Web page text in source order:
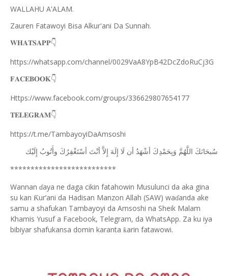
WALLAHU A'ALAM.
Zauren Fatawoyi Bisa Alkur'ani Da Sunnah.
𝐖𝐇𝐀𝐓𝐒𝐀𝐏𝐏👇
https://whatsapp.com/channel/0029VaA8YpB42DcZdoRuCj3G
𝐅𝐀𝐂𝐄𝐁𝐎𝐎𝐊👇
Https://www.facebook.com/groups/336629807654177
𝐓𝐄𝐋𝐄𝐆𝐑𝐀𝐌👇
https://t.me/TambayoyiDaAmsoshi
ﺳُﺒﺤَﺎﻧَﻚَ ﺍﻟﻠَّﻬُﻢَّ ﻭَﺑِﺤَﻤْﺪِﻙَ ﺃﺷْﻬَﺪُ ﺃﻥ ﻟَﺎ ﺇِﻟَﻪَ ﺇِﻻَّ ﺃﻧْﺖَ ﺃﺳْﺘَﻐْﻔِﺮُﻙَ ﻭﺃَﺗُﻮﺏُ ﺇِﻟَﻴْﻚ
**************************
Wannan ɗaya ne daga cikin fatahowin Musulunci da aka gina
su kan Ƙur’ani da Hadisan Manzon Allah (SAW) waɗanda ake
samu a shafukan Tambayoyi da Amsoshi na Sheik Malam
Khamis Yusuf a Facebook, Telegram, da WhatsApp. Za ku iya
bibiyar shafukansa domin karanta ƙarin fatawowi.